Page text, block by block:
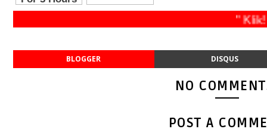
" Klik!
BLOGGER DISQUS
NO
POST A